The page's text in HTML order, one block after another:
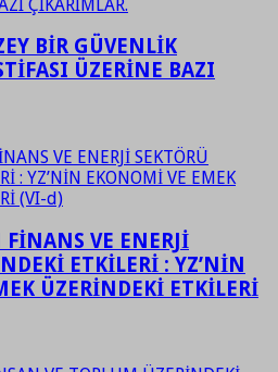
BİR GÜVENLİK
ÜZERİNE BAZI
VE ENERJİ
ETKİLERİ : YZ’NİN
ÜZERİNDEKİ ETKİLERİ